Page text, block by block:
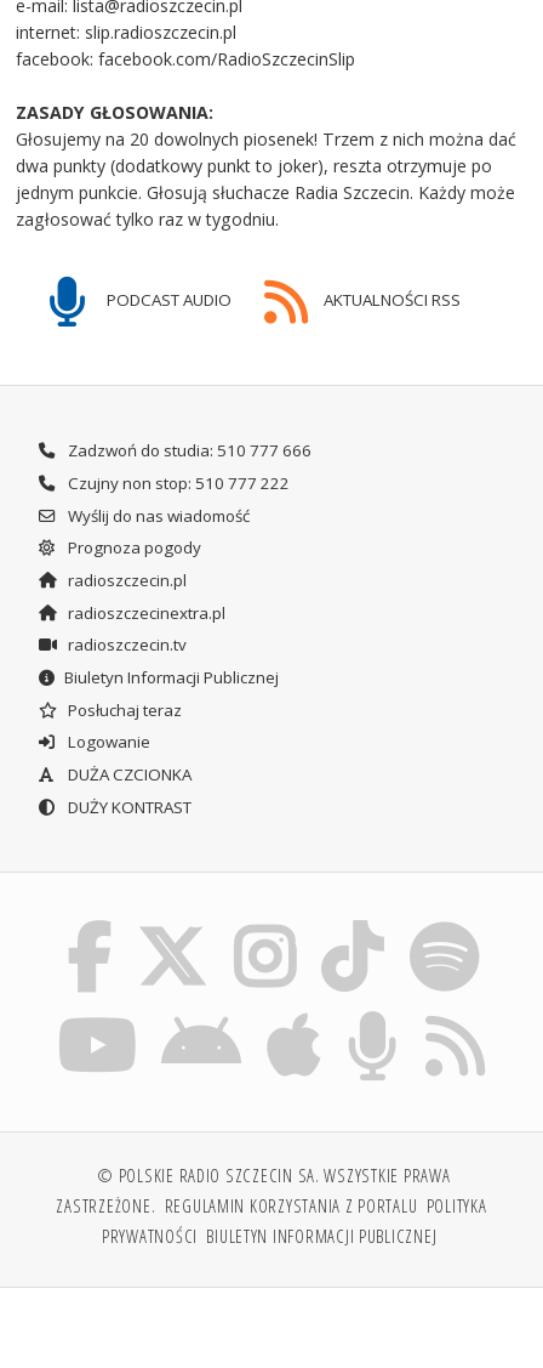
e-mail: lista@radioszczecin.pl
internet: slip.radioszczecin.pl
facebook: facebook.com/RadioSzczecinSlip
ZASADY GŁOSOWANIA:
Głosujemy na 20 dowolnych piosenek! Trzem z nich można dać
dwa punkty (dodatkowy punkt to joker), reszta otrzymuje po
jednym punkcie. Głosują słuchacze Radia Szczecin. Każdy może
zagłosować tylko raz w tygodniu.
PODCAST AUDIO AKTUALNOŚCI RSS
Zadzwoń do studia: 510 777 666
Czujny non stop: 510 777 222
Wyślij do nas wiadomość
Prognoza pogody
radioszczecin.pl
radioszczecinextra.pl
radioszczecin.tv
Biuletyn Informacji Publicznej
Posłuchaj teraz
Logowanie
DUŻA CZCIONKA
DUŻY KONTRAST
© POLSKIE RADIO SZCZECIN SA. WSZYSTKIE PRAWA
ZASTRZEŻONE. REGULAMIN KORZYSTANIA Z PORTALU POLITYKA
PRYWATNOŚCI BIULETYN INFORMACJI PUBLICZNEJ